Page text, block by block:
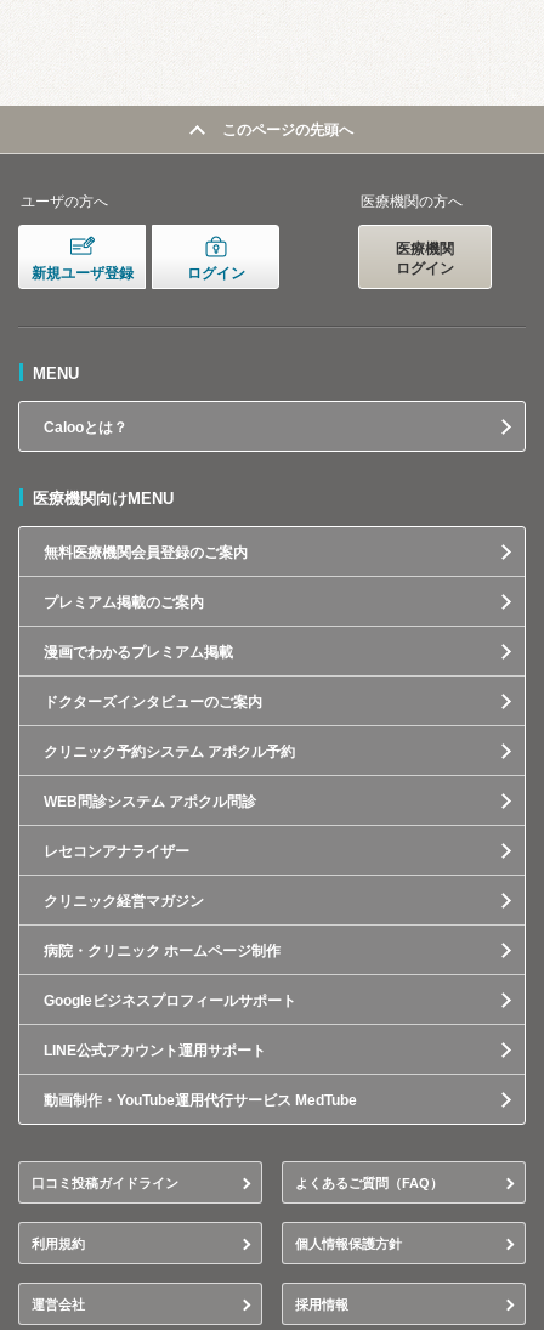
このページの先頭へ
ユーザの方へ
新規ユーザ登録 ログイン
医療機関の方へ
医療機関
ログイン
MENU
Calooとは？
医療機関向けMENU
無料医療機関会員登録のご案内
プレミアム掲載のご案内
漫画でわかるプレミアム掲載
ドクターズインタビューのご案内
クリニック予約システム アポクル予約
WEB問診システム アポクル問診
レセコンアナライザー
クリニック経営マガジン
病院・クリニック ホームページ制作
Googleビジネスプロフィールサポート
LINE公式アカウント運用サポート
動画制作・YouTube運用代行サービス MedTube
口コミ投稿ガイドライン よくあるご質問（FAQ）
利用規約 個人情報保護方針
運営会社 採用情報